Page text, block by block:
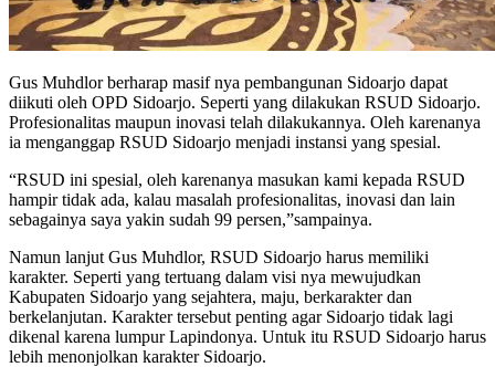
Gus Muhdlor berharap masif nya pembangunan Sidoarjo dapat
diikuti oleh OPD Sidoarjo. Seperti yang dilakukan RSUD Sidoarjo.
Profesionalitas maupun inovasi telah dilakukannya. Oleh karenanya
ia menganggap RSUD Sidoarjo menjadi instansi yang spesial.
“RSUD ini spesial, oleh karenanya masukan kami kepada RSUD
hampir tidak ada, kalau masalah profesionalitas, inovasi dan lain
sebagainya saya yakin sudah 99 persen,”sampainya.
Namun lanjut Gus Muhdlor, RSUD Sidoarjo harus memiliki
karakter. Seperti yang tertuang dalam visi nya mewujudkan
Kabupaten Sidoarjo yang sejahtera, maju, berkarakter dan
berkelanjutan. Karakter tersebut penting agar Sidoarjo tidak lagi
dikenal karena lumpur Lapindonya. Untuk itu RSUD Sidoarjo harus
lebih menonjolkan karakter Sidoarjo.